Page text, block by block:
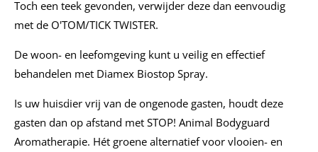
Toch een teek gevonden, verwijder deze dan eenvoudig
met de O'TOM/TICK TWISTER.
De woon- en leefomgeving kunt u veilig en effectief
behandelen met Diamex Biostop Spray.
Is uw huisdier vrij van de ongenode gasten, houdt deze
gasten dan op afstand met STOP! Animal Bodyguard
Aromatherapie. Hét groene alternatief voor vlooien- en